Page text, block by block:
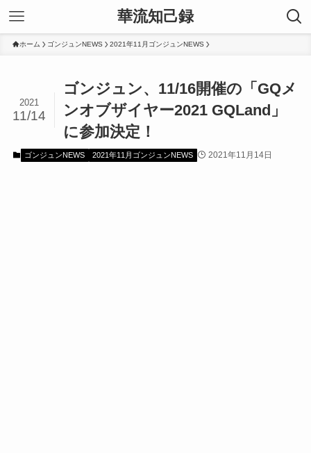
華流知己録
ホーム ゴンジュンNEWS 2021年11月ゴンジュンNEWS
ゴンジュン、11/16開催の「GQメ
ンオブザイヤー2021 GQLand」
に参加決定！
2021
11/14
ゴンジュンNEWS 2021年11月ゴンジュンNEWS 2021年11月14日